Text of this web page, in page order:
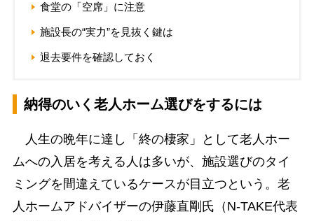
食堂の「空席」に注意
施設長の“実力”を見抜く鍵は
退去要件を確認しておく
納得のいく老人ホーム選びをするには
人生の晩年に達し「終の棲家」として老人ホー
ムへの入居を考える人は多いが、施設選びのタイ
ミングを間違えているケースが目立つという。老
人ホームアドバイザーの伊藤直剛氏（N-TAKE代表